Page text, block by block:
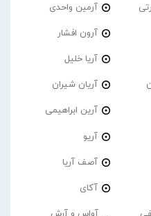
آرمین واحدی
آرون افشار
آریا خلیل
آریان شیران
آرین ابراهیمی
آریو
آصف آریا
آکای